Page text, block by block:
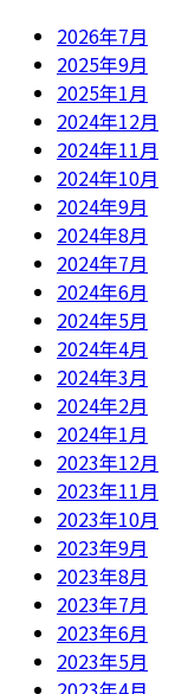
2026年7月
2025年9月
2025年1月
2024年12月
2024年11月
2024年10月
2024年9月
2024年8月
2024年7月
2024年6月
2024年5月
2024年4月
2024年3月
2024年2月
2024年1月
2023年12月
2023年11月
2023年10月
2023年9月
2023年8月
2023年7月
2023年6月
2023年5月